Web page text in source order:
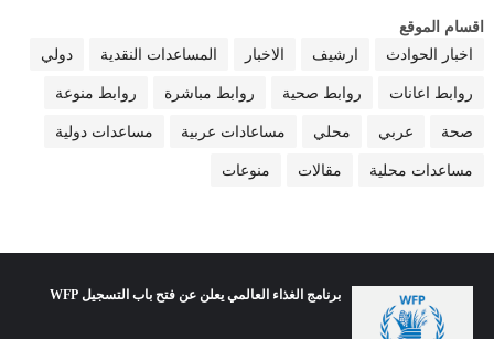
اقسام الموقع
اخبار الحوادث
ارشيف الاخبار المساعدات النقدية دولي
روابط اعانات روابط صحية روابط مباشرة روابط منوعة
صحة عربي محلي مساعادات عربية مساعدات دولية
مساعدات محلية مقالات منوعات
برنامج الغذاء العالمي يعلن عن فتح باب التسجيل WFP